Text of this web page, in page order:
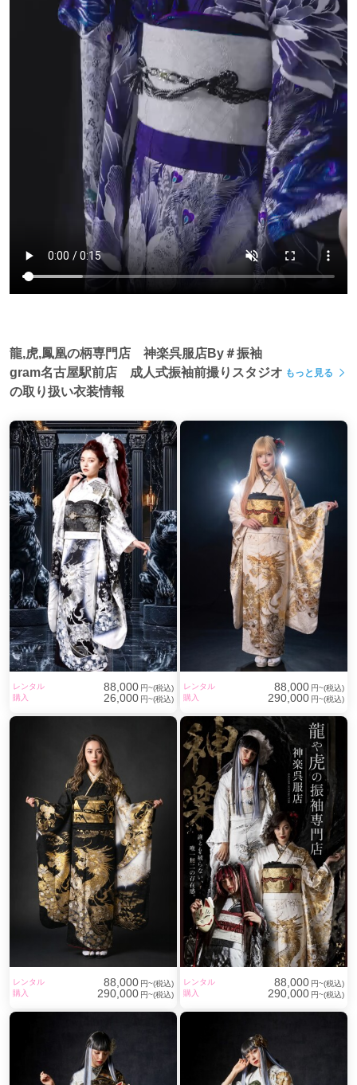
龍,虎,鳳凰の柄専門店 神楽呉服店By＃振袖
gram名古屋駅前店 成人式振袖前撮りスタジオ
の取り扱い衣装情報
もっと見る
レンタル 88,000 円~(税込)
購入
26,000 円~(税込)
レンタル 88,000 円~(税込)
購入
290,000 円~(税込)
レンタル 88,000 円~(税込)
購入
290,000 円~(税込)
レンタル 88,000 円~(税込)
購入
290,000 円~(税込)